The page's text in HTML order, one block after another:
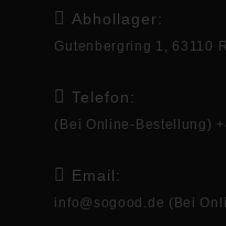
Abhollager:
Gutenbergring 1, 63110
Telefon:
(Bei Online-Bestellung)
Email:
info@sogood.de (Bei